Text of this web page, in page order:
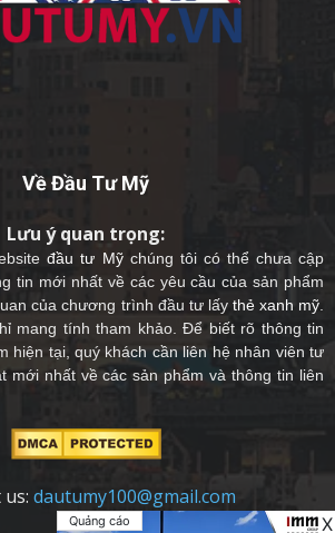
Quảng cáo X
Về Đầu Tư Mỹ
Lưu ý quan trọng:
đầu tư Mỹchúng tôi có thể chưa cập
tin mới nhất về các yêu cầu của sản phẩm
của chương trình đầu tư lấy thẻ xanh mỹ
mang tính tham khảo. Để biết rõ thông tin
hiện tại, quý khách cần liên hệ nhân viên tư
mới nhất về các sản phẩm và thông tin liên
dautumy100@gmail.com